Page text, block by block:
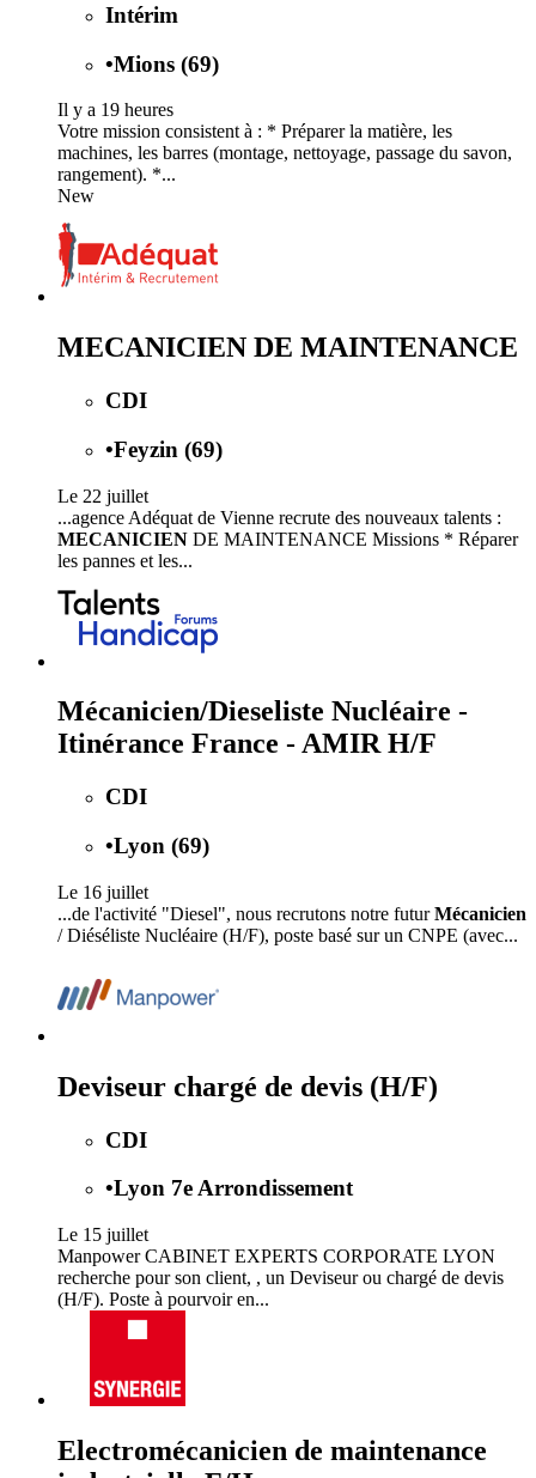
Intérim
•Mions (69)
Il y a 19 heures
Votre mission consistent à : * Préparer la matière, les
machines, les barres (montage, nettoyage, passage du savon,
rangement). *...
New
MECANICIEN DE MAINTENANCE
CDI
•Feyzin (69)
Le 22 juillet
...agence Adéquat de Vienne recrute des nouveaux talents :
MECANICIEN DE MAINTENANCE Missions * Réparer
les pannes et les...
Mécanicien/Dieseliste Nucléaire -
Itinérance France - AMIR H/F
CDI
•Lyon (69)
Le 16 juillet
...de l'activité "Diesel", nous recrutons notre futurMécanicien
/ Diéséliste Nucléaire (H/F), poste basé sur un CNPE (avec...
Deviseur chargé de devis (H/F)
CDI
•Lyon 7e Arrondissement
Le 15 juillet
Manpower CABINET EXPERTS CORPORATE LYON
recherche pour son client, , un Deviseur ou chargé de devis
(H/F). Poste à pourvoir en...
Electromécanicien de maintenance